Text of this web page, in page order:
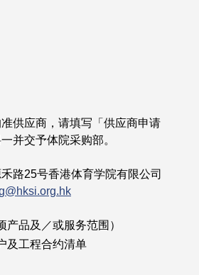
供应商，请填写「供应商申请
并交予体院采购部。
路25号香港体育学院有限公司
品及／或服务范围）
及工程合约清单